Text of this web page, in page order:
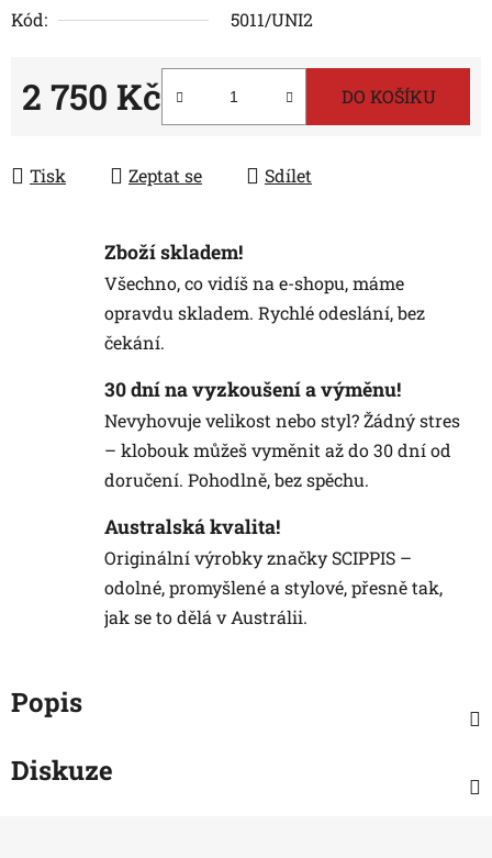
Kód:
5011/UNI2
2 750 Kč DO KOŠÍKU
Tisk Zeptat se Sdílet
Zboží skladem!
Všechno, co vidíš na e-shopu, máme
opravdu skladem. Rychlé odeslání, bez
čekání.
30 dní na vyzkoušení a výměnu!
Nevyhovuje velikost nebo styl? Žádný stres
– klobouk můžeš vyměnit až do 30 dní od
doručení. Pohodlně, bez spěchu.
Australská kvalita!
Originální výrobky značky SCIPPIS –
odolné, promyšlené a stylové, přesně tak,
jak se to dělá v Austrálii.
Popis
Diskuze